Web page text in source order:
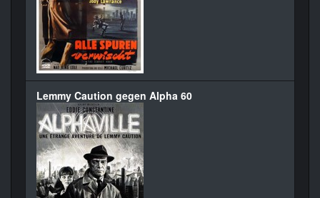
Lemmy Caution gegen Alpha 60